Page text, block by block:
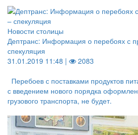
Новости столицы
Дептранс: Информация о перебоях с
спекуляция
31.01.2019 11:48 |
2083
Перебоев с поставками продуктов
с введением нового порядка
грузового транспорта, не будет.